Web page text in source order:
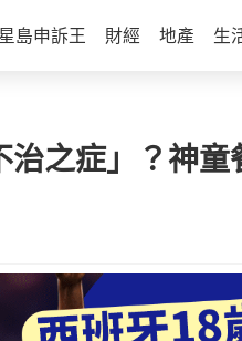
星島申訴王 財經 地產 生
之症」？神